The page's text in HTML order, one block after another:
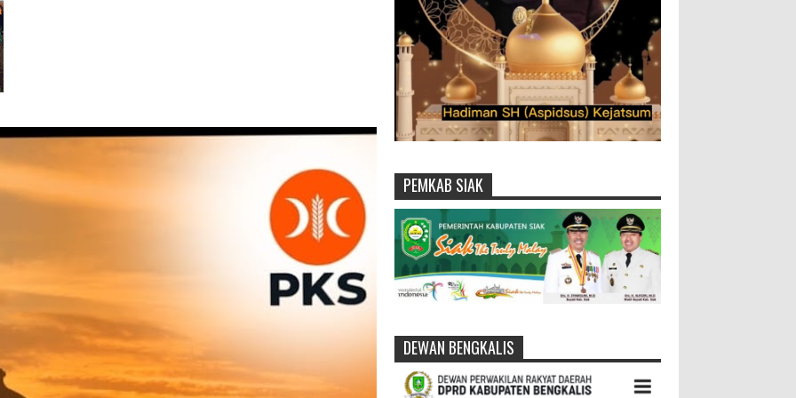
PEMKAB SIAK
DEWAN BENGKALIS